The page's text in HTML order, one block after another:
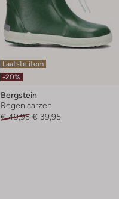
Laatste item
-20%
Bergstein
Regenlaarzen
€ 49,95 € 39,95